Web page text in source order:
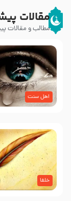
مقالات
مطالب و مقالات
اهل سنت
خلفا